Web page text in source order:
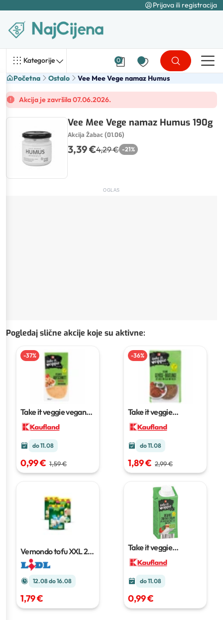
Prijava ili registracija
Kategorije 0
Početna Ostalo Vee Mee Vege namaz Humus
Akcija je završila 07.06.2026.
Vee Mee Vege namaz Humus 190g
Akcija Žabac (01.06)
3,39 €4,29 € -21%
OGLAS
Pogledaj slične akcije koje su aktivne:
-37%
Take it veggie veganski
do 11.08
0,99 € 1,59 €
-36%
Take it veggie
210 g
do 11.08
1,89 € 2,99 €
Vemondo tofu XXL2 x
180 g
12.08 do 16.08
1,79 €
Take it veggie
kuhanje200 ml
do 11.08
0,99 €